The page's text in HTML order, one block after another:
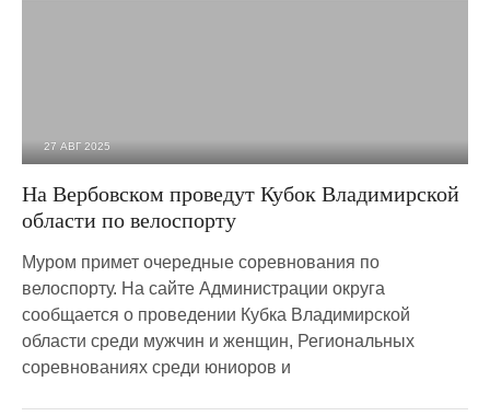
27 АВГ 2025
На Вербовском проведут Кубок Владимирской
области по велоспорту
Муром примет очередные соревнования по
велоспорту. На сайте Администрации округа
сообщается о проведении Кубка Владимирской
области среди мужчин и женщин, Региональных
соревнованиях среди юниоров и